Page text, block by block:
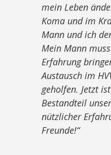
mein Leben
Koma und im
Mann und ich
Mein Mann
Erfahrung
Austausch im
geholfen. Jetzt
Bestandteil
nützlicher
Freunde!“